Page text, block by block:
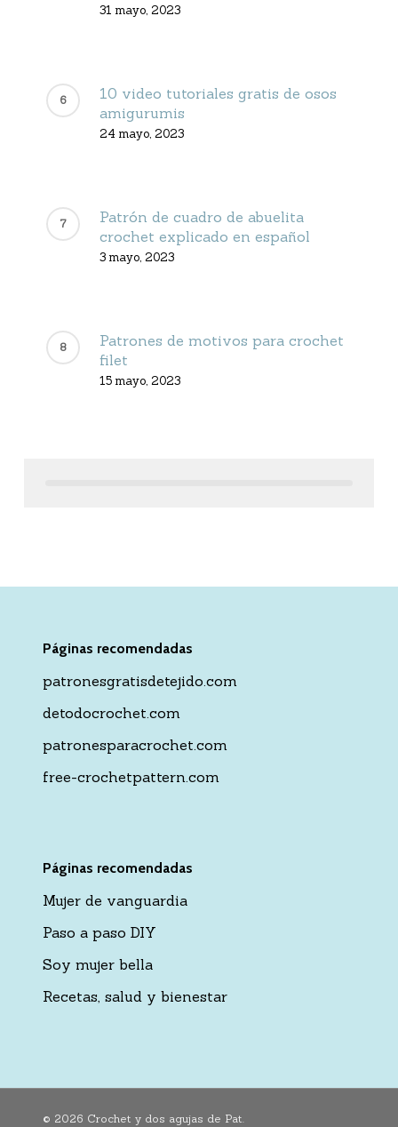
31 mayo, 2023
10 video tutoriales gratis de osos
amigurumis
24 mayo, 2023
Patrón de cuadro de abuelita
crochet explicado en español
3 mayo, 2023
Patrones de motivos para crochet
filet
15 mayo, 2023
Páginas recomendadas
patronesgratisdetejido.com
detodocrochet.com
patronesparacrochet.com
free-crochetpattern.com
Páginas recomendadas
Mujer de vanguardia
Paso a paso DIY
Soy mujer bella
Recetas, salud y bienestar
© 2026 Crochet y dos agujas de Pat.